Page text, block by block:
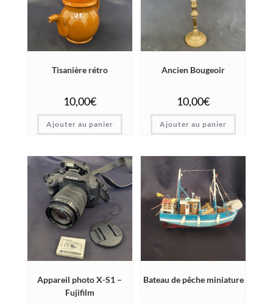
Tisanière rétro
10,00€
Ajouter au panier
Ancien Bougeoir
10,00€
Ajouter au panier
Appareil photo X-S1 –
Fujifilm
Bateau de pêche miniature